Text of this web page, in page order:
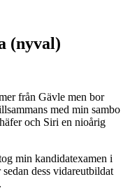
(nyval)
från Gävle men bor
med min sambo
och Siri en nioårig
min kandidatexamen i
dess vidareutbildat